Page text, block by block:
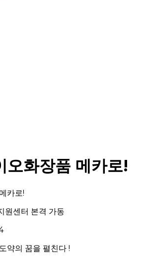
오화장품 메카로!
카로!
원센터 본격 가동
약의 꿈을 펼친다 !